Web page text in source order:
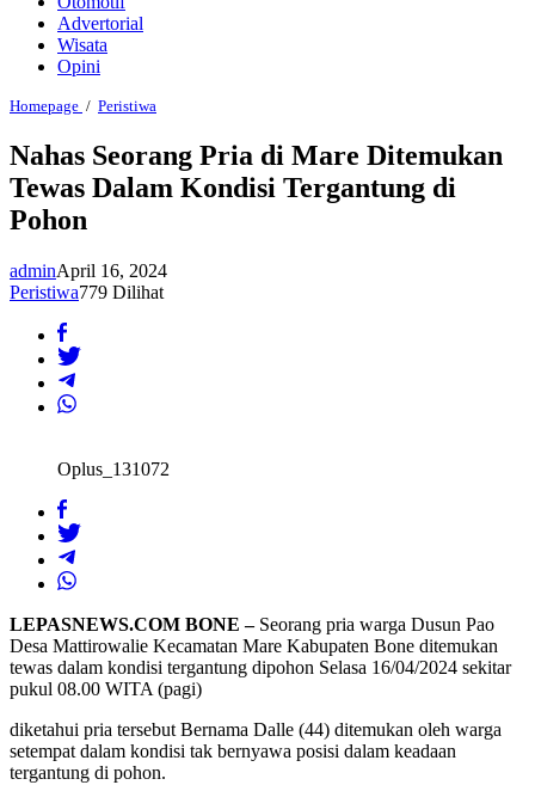
Advertorial
Wisata
Opini
Homepage / Peristiwa
di
Mare
Ditemukan
Tergantung
di
Nahas Seorang Pria di Mare Ditemukan
Tewas Dalam Kondisi Tergantung di
Pohon
adminApril 16, 2024
Peristiwa779 Dilihat
Oplus_131072
LEPASNEWS.COM BONE –Seorang pria warga Dusun Pao
Desa Mattirowalie Kecamatan Mare Kabupaten Bone ditemukan
tewas dalam kondisi tergantung dipohon Selasa 16/04/2024 sekitar
pukul 08.00 WITA (pagi)
diketahui pria tersebut Bernama Dalle (44) ditemukan oleh warga
setempat dalam kondisi tak bernyawa posisi dalam keadaan
tergantung di pohon.